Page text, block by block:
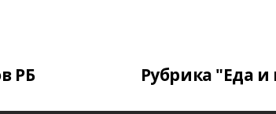
РБ Рубрика "Еда